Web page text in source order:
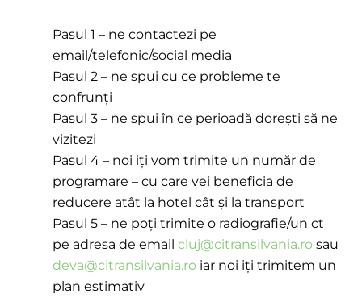
Pasul 1 – ne contactezi pe
email/telefonic/social media
Pasul 2 – ne spui cu ce probleme te
confrunți
Pasul 3 – ne spui în ce perioadă dorești să ne
vizitezi
Pasul 4 – noi iți vom trimite un număr de
programare – cu care vei beneficia de
reducere atât la hotel cât și la transport
Pasul 5 – ne poți trimite o radiografie/un ct
pe adresa de email cluj@citransilvania.rosau
deva@citransilvania.roiar noi iți trimitem un
plan estimativ